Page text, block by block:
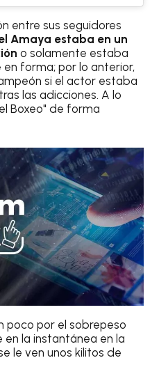
entre sus seguidores
Amaya estaba en un
o solamente estaba
forma; por lo anterior,
si el actor estaba
las adicciones. A lo
Boxeo" de forma
poco por el sobrepeso
en la instantánea en la
le ven unos kilitos de